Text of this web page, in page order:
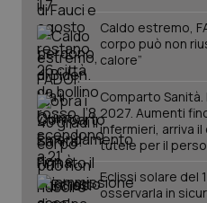
Caldo estremo,
corpo può non
calore”
Comparto
2027. Aumenti
infermieri, arriva
tutele per il
Eclissi solare del
osservarla in